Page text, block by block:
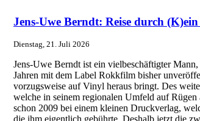
Jens-Uwe Berndt: Reise durch
Dienstag, 21. Juli 2026
Jens-Uwe Berndt ist ein vielbeschäftigter
Jahren mit dem Label Rokkfilm bisher
vorzugsweise auf Vinyl heraus bringt. Des
welche in seinem regionalen Umfeld auf
schon 2009 bei einem kleinen Druckverlag,